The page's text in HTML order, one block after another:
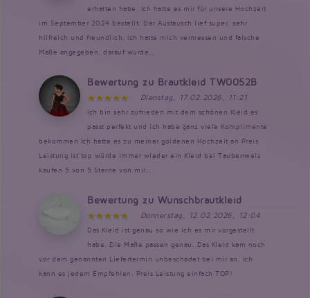
erhalten habe. Ich hatte es mir für unsere Hochzeit
im September 2024 bestellt. Der Austausch lief super, sehr
hilfreich und freundlich. Ich hatte mich vermessen und falsche
Maße angegeben, darauf wurde...
Bewertung zu Brautkleid TW0052B
Dienstag, 17.02.2026, 11:21
Ich bin sehr zufrieden mit dem schönen Kleid es
passt perfekt und ich habe ganz viele Komplimente
bekommen Ich hatte es zu meiner goldenen Hochzeit an Preis
Leistung ist top würde immer wieder ein Kleid bei Taubenweis
kaufen 5 von 5 Sterne von mir...
Bewertung zu Wunschbrautkleid
Donnerstag, 12.02.2026, 12:04
Das Kleid ist genau so wie ich es mir vorgestellt
habe. Die Maße passen genau. Das Kleid kam noch
vor dem genannten Liefertermin unbeschadet bei mir an. Ich
kann es jedem Empfehlen. Preis Leistung einfach TOP!